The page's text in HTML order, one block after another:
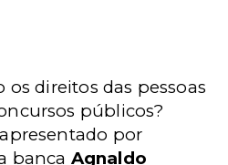
os direitos das pessoas
públicos?
por
banca Agnaldo